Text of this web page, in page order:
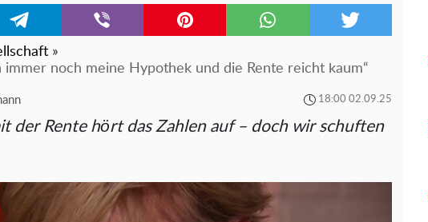
»
immer noch meine Hypothek und die Rente reicht kaum“
18:00 02.09.25
der Rente hört das Zahlen auf – doch wir schuften